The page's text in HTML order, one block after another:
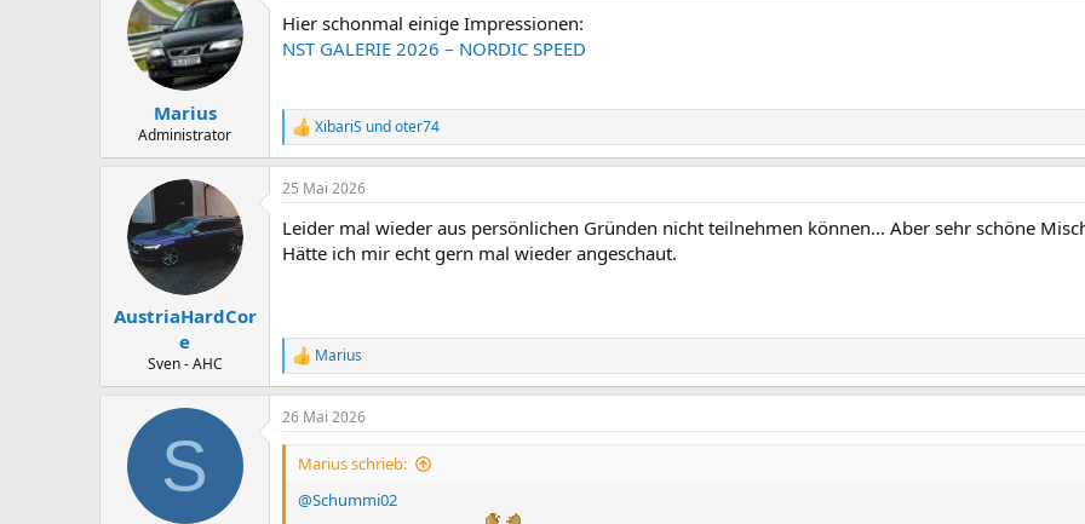
i
o
n
Marius
Administrator
Hier schonmal einige Impressionen:
NST GALERIE 2026 – NORDIC SPEED
R
e
a
k
i
o
XibariS undoter74
AustriaHardCor
e
Sven - AHC
25 Mai 2026
Leider mal wieder aus persönlichen Gründen nicht teilnehmen können... Aber sehr schöne
Hätte ich mir echt gern mal wieder angeschaut.
R
e
a
k
t
n
Marius
S
26 Mai 2026
Marius schrieb:
@Schummi02